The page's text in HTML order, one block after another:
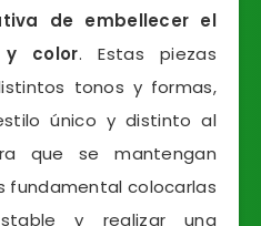
de embellecer el
color. Estas piezas
tonos y formas,
único y distinto al
que se mantengan
fundamental colocarlas
y realizar una